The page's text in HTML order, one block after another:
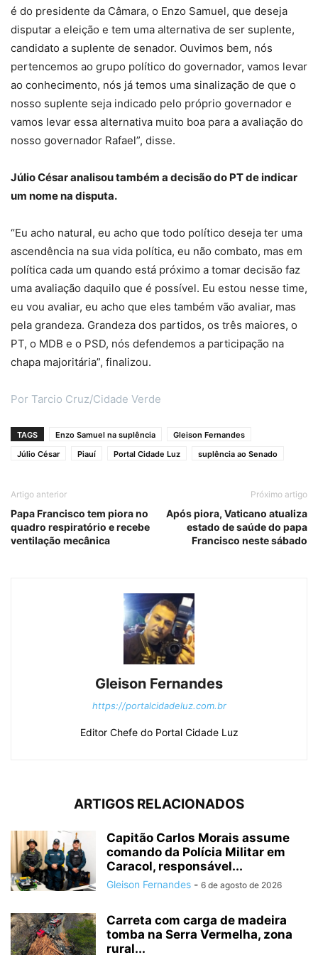
é do presidente da Câmara, o Enzo Samuel, que deseja
disputar a eleição e tem uma alternativa de ser suplente,
candidato a suplente de senador. Ouvimos bem, nós
pertencemos ao grupo político do governador, vamos levar
ao conhecimento, nós já temos uma sinalização de que o
nosso suplente seja indicado pelo próprio governador e
vamos levar essa alternativa muito boa para a avaliação do
nosso governador Rafael”, disse.
Júlio César analisou também a decisão do PT de indicar
um nome na disputa.
“Eu acho natural, eu acho que todo político deseja ter uma
ascendência na sua vida política, eu não combato, mas em
política cada um quando está próximo a tomar decisão faz
uma avaliação daquilo que é possível. Eu estou nesse time,
eu vou avaliar, eu acho que eles também vão avaliar, mas
pela grandeza. Grandeza dos partidos, os três maiores, o
PT, o MDB e o PSD, nós defendemos a participação na
chapa majoritária”, finalizou.
Por Tarcio Cruz/Cidade Verde
TAGS Enzo Samuel na suplência
Gleison Fernandes
Júlio César
Piauí Portal Cidade Luz suplência ao Senado
Artigo anterior
Papa Francisco tem piora no
quadro respiratório e recebe
ventilação mecânica
Próximo artigo
Após piora, Vaticano atualiza
estado de saúde do papa
Francisco neste sábado
Gleison Fernandes
https://portalcidadeluz.com.br
Editor Chefe do Portal Cidade Luz
ARTIGOS RELACIONADOS
Capitão Carlos Morais assume
comando da Polícia Militar em
Caracol, responsável...
Gleison Fernandes - 6 de agosto de 2026
Carreta com carga de madeira
tomba na Serra Vermelha, zona
rural...